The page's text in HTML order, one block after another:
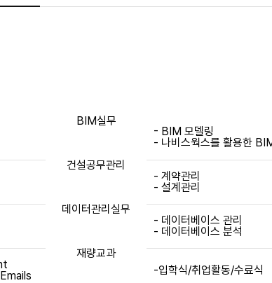
내
BIM실무
- BIM 모델링
- 나비스웍스를 활용한
건설공무관리
- 계약관리
- 설계관리
데이터관리실무
- 데이터베이스 관리
- 데이터베이스 분석
재량교과
-입학식/취업활동/수료식